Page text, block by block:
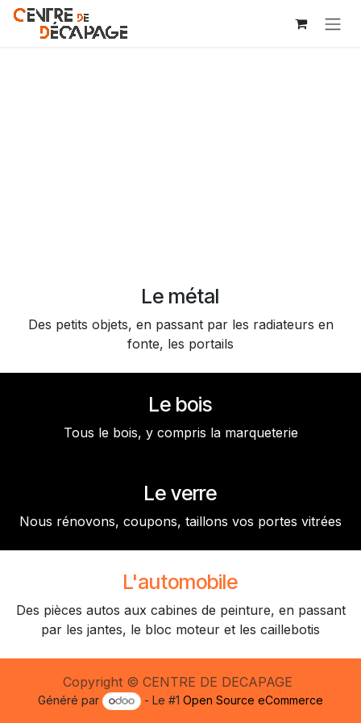
Se rendre au contenu
Le métal
Des petits objets, en passant par les radiateurs en
fonte, les portails
Le bois
Tous le bois, y compris la marqueterie
Le verre
Nous rénovons, coupons, taillons vos portes vitrées
L'automobile
Des pièces autos aux cabines de peinture, en passant
par les jantes, le bloc moteur et les caillebotis
Copyright © CENTRE DE DECAPAGE
Généré par - Le #1Open Source eCommerce